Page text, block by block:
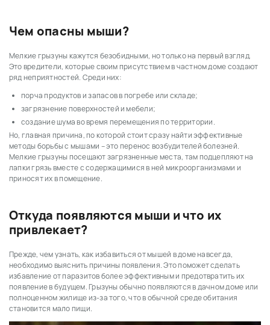
⭐Как предотвратить появление?
Чем опасны мыши?
Мелкие грызуны кажутся безобидными, но только на первый взгляд.
Это вредители, которые своим присутствием в частном доме создают
ряд неприятностей. Среди них:
порча продуктов и запасов в погребе или складе;
загрязнение поверхностей и мебели;
создание шума во время перемещения по территории.
Но, главная причина, по которой стоит сразу найти эффективные
методы борьбы с мышами – это перенос возбудителей болезней.
Мелкие грызуны посещают загрязненные места, там подцепляют на
лапки грязь вместе с содержащимися в ней микроорганизмами и
приносят их в помещение.
Откуда появляются мыши и что их
привлекает?
Прежде, чем узнать, как избавиться от мышей в доме навсегда,
необходимо выяснить причины появления. Это поможет сделать
избавление от паразитов более эффективным и предотвратить их
появление в будущем. Грызуны обычно появляются в дачном доме или
полноценном жилище из-за того, что в обычной среде обитания
становится мало пищи.